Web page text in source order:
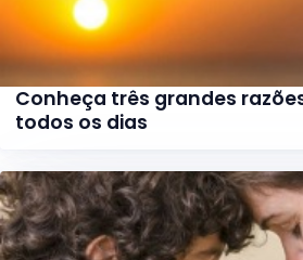
Conheça três grandes
todos os dias